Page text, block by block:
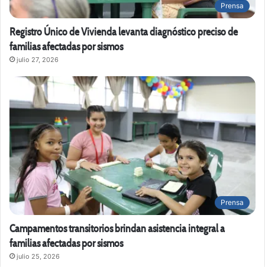
Prensa
Registro Único de Vivienda levanta diagnóstico preciso de
familias afectadas por sismos
julio 27, 2026
Prensa
Campamentos transitorios brindan asistencia integral a
familias afectadas por sismos
julio 25, 2026